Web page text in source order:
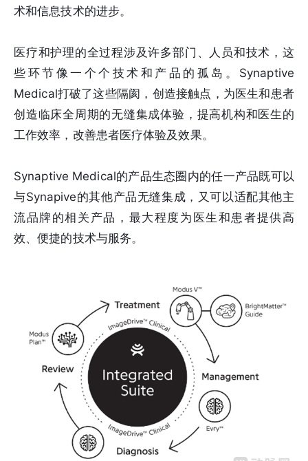
术和信息技术的进步。
医疗和护理的全过程涉及许多部门、人员和技术，这
些环节像一个个技术和产品的孤岛。Synaptive
Medical打破了这些隔阂，创造接触点，为医生和患者
创造临床全周期的无缝集成体验，提高机构和医生的
工作效率，改善患者医疗体验及效果。
Synaptive Medical的产品生态圈内的任一产品既可以
与Synapive的其他产品无缝集成，又可以适配其他主
流品牌的相关产品，最大程度为医生和患者提供高
效、便捷的技术与服务。